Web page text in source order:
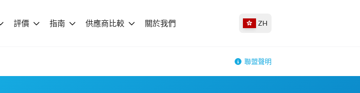
評價 指南 供應商比較 關於我們 ZH
聯盟聲明